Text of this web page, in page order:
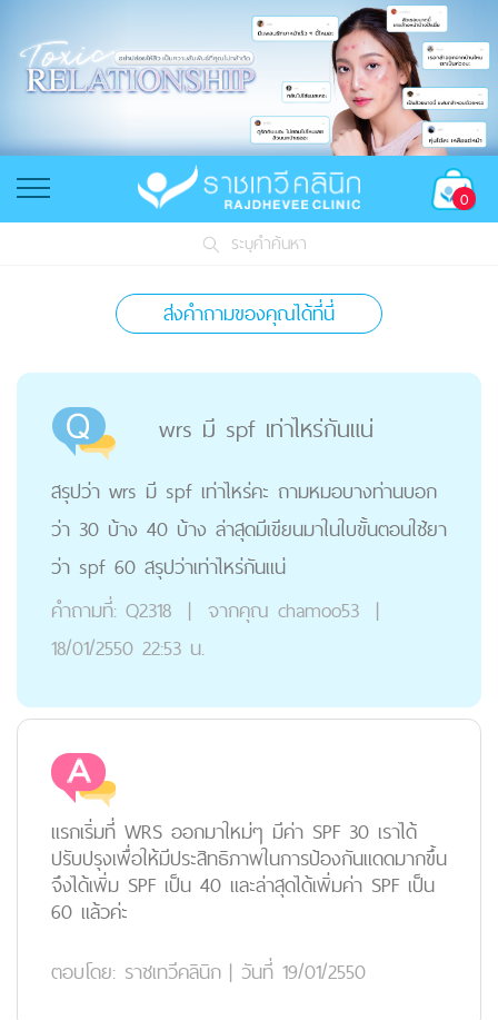
0
ระบุคำค้นหา
ส่งคำถามของคุณได้ที่นี่
wrs มี spf เท่าไหร่กันแน่
สรุปว่า wrs มี spf เท่าไหร่คะ ถามหมอบางท่านบอก
ว่า 30 บ้าง 40 บ้าง ล่าสุดมีเขียนมาในใบขั้นตอนใช้ยา
ว่า spf 60 สรุปว่าเท่าไหร่กันแน่
คำถามที่: Q2318 | จากคุณ chamoo53 |
18/01/2550 22:53 น.
แรกเริ่มที่ WRS ออกมาใหม่ๆ มีค่า SPF 30 เราได้
ปรับปรุงเพื่อให้มีประสิทธิภาพในการป้องกันแดดมากขึ้น
จึงได้เพิ่ม SPF เป็น 40 และล่าสุดได้เพิ่มค่า SPF เป็น
60 แล้วค่ะ
ตอบโดย: ราชเทวีคลินิก | วันที่ 19/01/2550